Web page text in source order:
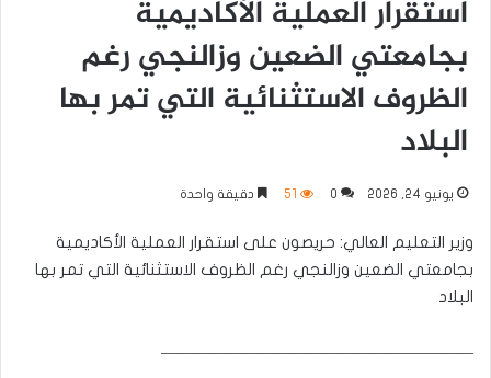
استقرار العملية الأكاديمية
بجامعتي الضعين وزالنجي رغم
الظروف الاستثنائية التي تمر بها
البلاد
يونيو 24, 2026 0
51 دقيقة واحدة
وزير التعليم العالي: حريصون على استقرار العملية الأكاديمية
بجامعتي الضعين وزالنجي رغم الظروف الاستثنائية التي تمر بها
البلاد
———————————————————